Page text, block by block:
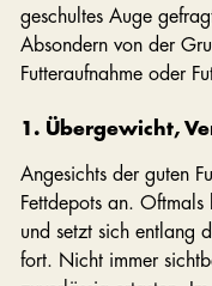
geschultes Auge
Absondern von der
Futteraufnahme oder
1. Übergewicht,
Angesichts der guten
Fettdepots an.
und setzt sich entlang
fort. Nicht immer